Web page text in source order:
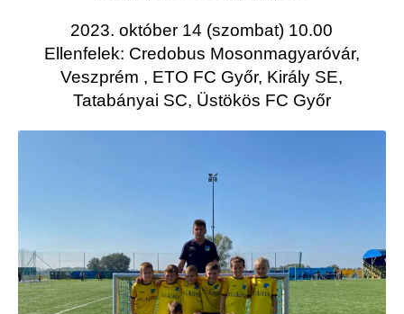
2023. október 14 (szombat) 10.00
Ellenfelek: Credobus Mosonmagyaróvár,
Veszprém , ETO FC Győr, Király SE,
Tatabányai SC, Üstökös FC Győr